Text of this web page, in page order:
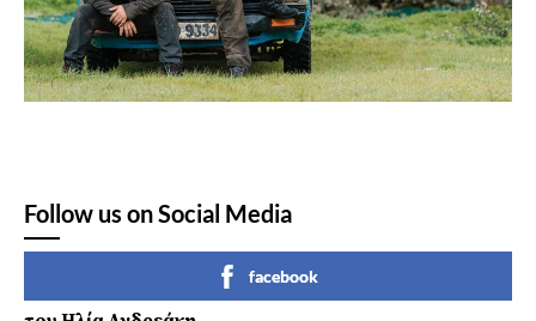
Follow us on Social Media
facebook